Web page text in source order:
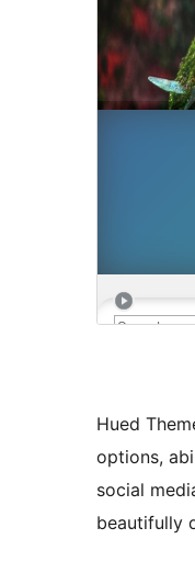
Hued
options,
social
beautifully